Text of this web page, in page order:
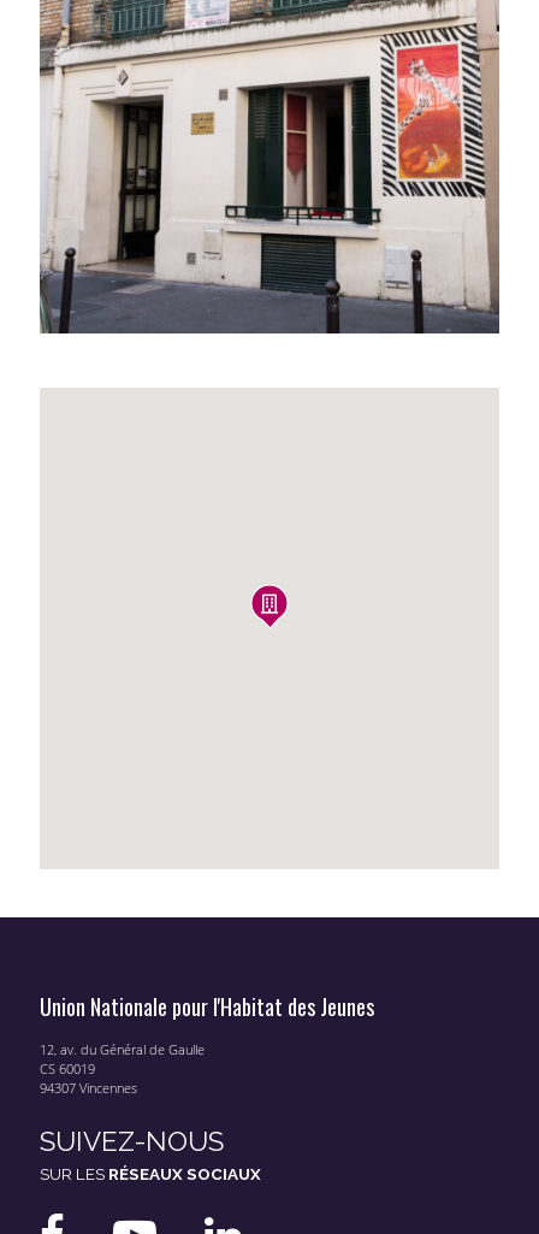
Union Nationale pour l'Habitat des Jeunes
12, av. du Général de Gaulle
CS 60019
94307 Vincennes
SUIVEZ-NOUS
SUR LES RÉSEAUX SOCIAUX